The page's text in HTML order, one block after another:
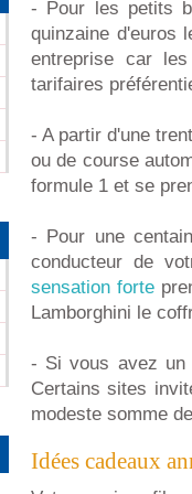
- Pour les petits
quinzaine d'euros
entreprise car
tarifaires
- A partir d'une
ou de course
formule 1 et se
- Pour une
conducteur de
sensation forte
Lamborghini le
- Si vous avez un
Certains sites
modeste somme
Idées cadeaux